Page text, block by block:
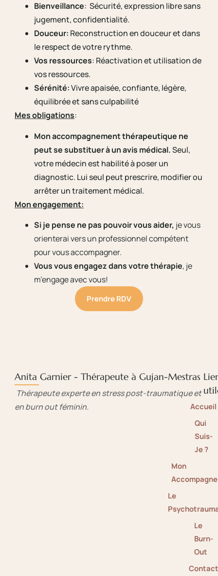
Bienveillance: Sécurité, expression libre sans
jugement, confidentialité.
Douceur: Reconstruction en douceur et dans
le respect de votre rythme.
Vos ressources: Réactivation et utilisation de
vos ressources.
Sérénité:Vivre apaisée, confiante, légère,
équilibrée et sans culpabilité
Mes obligations:
Mon accompagnement thérapeutique ne
peut se substituer à un avis médical.Seul,
votre médecin est habilité à poser un
diagnostic. Lui seul peut prescrire, modifier ou
arrêter un traitement médical.
Mon engagement:
Si je pense ne pas pouvoir vous aider, je vous
orienterai vers un professionnel compétent
pour vous accompagner.
Vous vous engagez dans votre thérapie, je
m’engage avec vous!
Prendre RDV
Anita Garnier - Thérapeute à Gujan-Mestras
Thérapeute experte en stress post-traumatique et
en burn out féminin.
Accueil
Qui
Suis-
Je ?
Mon
Le
Le
Burn-
Out
Contact